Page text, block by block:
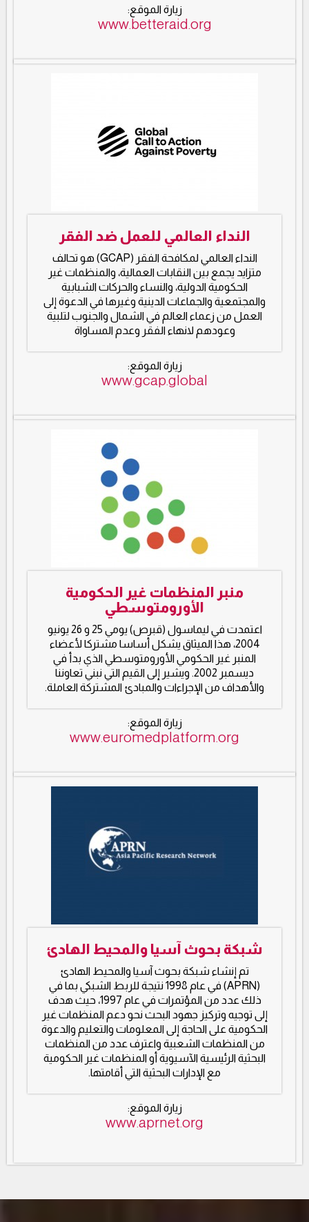
زيارة الموقع:
www.betteraid.org
النداء العالمي للعمل ضد الفقر
النداء العالمي لمكافحة الفقر (GCAP) هو تحالف
متزايد يجمع بين النقابات العمالية، والمنظمات غير
الحكومية الدولية، والنساء والحركات الشبابية
والمجتمعية والجماعات الدينية وغيرها في الدعوة إلى
العمل من زعماء العالم في الشمال والجنوب لتلبية
وعودهم لانهاء الفقر وعدم المساواة
زيارة الموقع:
www.gcap.global
منبر المنظمات غير الحكومية
الأورومتوسطي
اعتمدت في ليماسول (قبرص) يومي 25 و 26 يونيو
2004، هذا الميثاق يشكل أساسا مشتركا لأعضاء
المنبر غير الحكومي الأورومتوسطي الذي بدأ في
ديسمبر 2002. ويشير إلى القيم التي نبني تعاوننا
والأهداف من الإجراءات والمبادئ المشتركة العاملة.
زيارة الموقع:
www.euromedplatform.org
شبكة بحوث آسيا والمحيط الهادئ
تم إنشاء شبكة بحوث آسيا والمحيط الهادئ
(APRN) في عام 1998 نتيجة للربط الشبكي بما في
ذلك عدد من المؤتمرات في عام 1997، حيث هدف
إلى توجيه وتركيز جهود البحث نحو دعم المنظمات غير
الحكومية على الحاجة إلى المعلومات والتعليم والدعوة
من المنظمات الشعبية واعترف عدد من المنظمات
البحثية الرئيسية الآسيوية أو المنظمات غير الحكومية
مع الإدارات البحثية التي أقامتها.
زيارة الموقع:
www.aprnet.org